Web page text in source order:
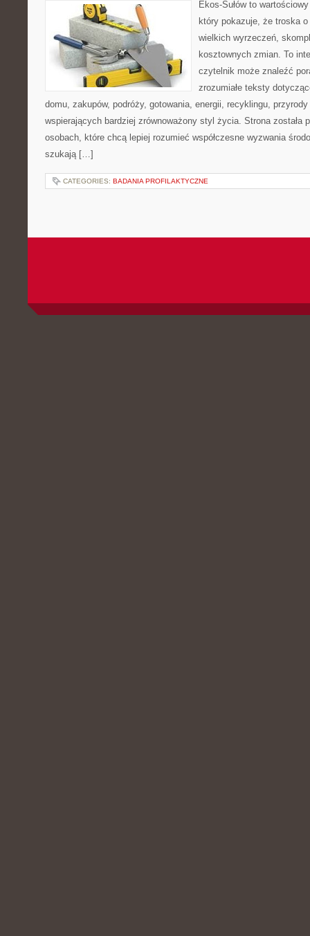
Ekos-Sułów to
który pokazuje, że troska
wielkich wyrzeczeń,
kosztownych zmian. To
czytelnik może znaleźć
zrozumiałe teksty
domu, zakupów, podróży, gotowania, energii, recyklingu,
wspierających bardziej zrównoważony styl życia. Strona została
osobach, które chcą lepiej rozumieć współczesne wyzwania
szukają […]
CATEGORIES: BADANIA PROFILAKTYCZNE